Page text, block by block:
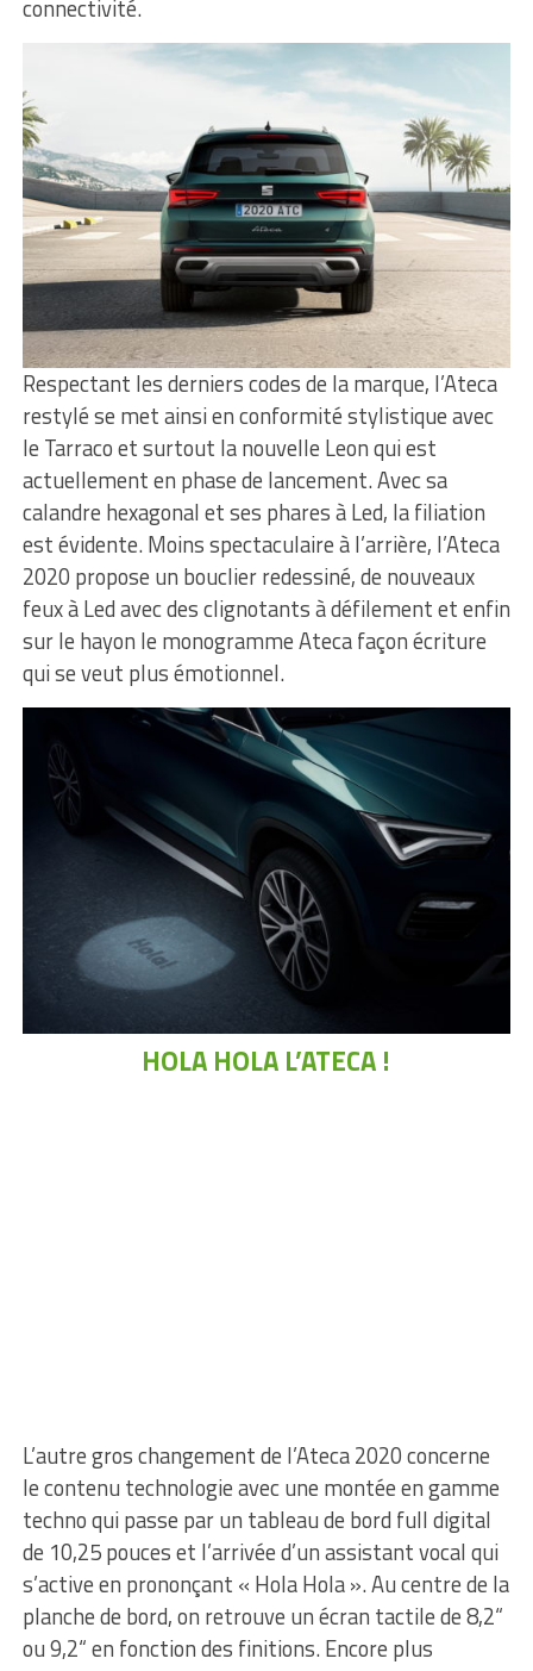
connectivité.
Respectant les derniers codes de la marque, l’Ateca
restylé se met ainsi en conformité stylistique avec
le Tarraco et surtout la nouvelle Leon qui est
actuellement en phase de lancement. Avec sa
calandre hexagonal et ses phares à Led, la filiation
est évidente. Moins spectaculaire à l’arrière, l’Ateca
2020 propose un bouclier redessiné, de nouveaux
feux à Led avec des clignotants à défilement et enfin
sur le hayon le monogramme Ateca façon écriture
qui se veut plus émotionnel.
HOLA HOLA L’ATECA !
L’autre gros changement de l’Ateca 2020 concerne
le contenu technologie avec une montée en gamme
techno qui passe par un tableau de bord full digital
de 10,25 pouces et l’arrivée d’un assistant vocal qui
s’active en prononçant « Hola Hola ». Au centre de la
planche de bord, on retrouve un écran tactile de 8,2“
ou 9,2“ en fonction des finitions. Encore plus